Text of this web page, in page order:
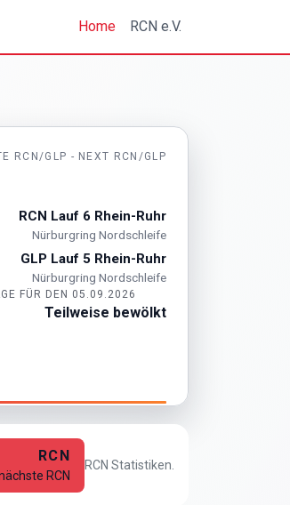
Home RCN e.V.
RCN/GLP - NEXT RCN/GLP
RCN Lauf 6 Rhein-Ruhr
Nürburgring Nordschleife
GLP Lauf 5 Rhein-Ruhr
Nürburgring Nordschleife
FÜR DEN 05.09.2026
Teilweise bewölkt
RCN
RCN
RCN Statistiken.